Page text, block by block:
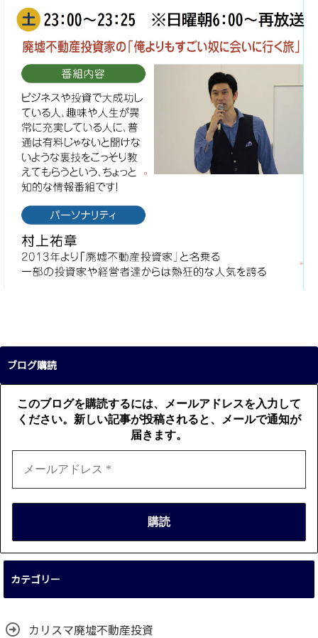
ブログ購読
このブログを購読するには、メールアドレスを入力して
ください。新しい記事が投稿されると、メールで通知が
届きます。
カテゴリー
カリスマ廃墟不動産投資